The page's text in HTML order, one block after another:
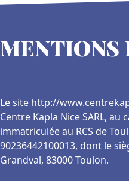
MENTIONS
Le site http://
Centre Kapla Nice SARL,
immatriculée au RCS de
90236442100013, dont le
Grandval, 83000 Toulon.